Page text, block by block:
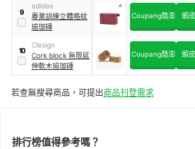
9
adidas
專業訓練立體格紋
瑜珈磚
Coupang酷澎 蝦
10
Clesign
Cork block 無限延
伸軟木瑜珈磚
Coupang酷澎 蝦
若查無搜尋商品，可提出商品刊登需求
排行榜值得參考嗎？